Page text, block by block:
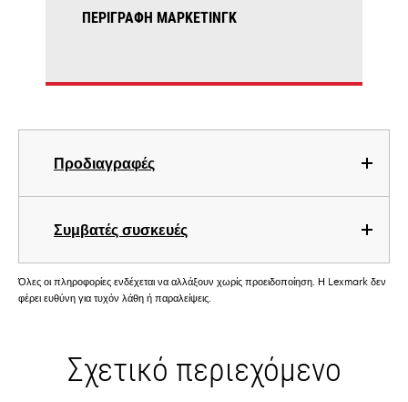
Προδιαγραφές
Συμβατές συσκευές
ΠΕΡΙΓΡΑΦΉ ΜΆΡΚΕΤΙΝΓΚ
Όλες οι πληροφορίες ενδέχεται να αλλάξουν χωρίς προειδοποίηση. Η Lexmark δεν
φέρει ευθύνη για τυχόν λάθη ή παραλείψεις.
Σχετικό περιεχόμενο